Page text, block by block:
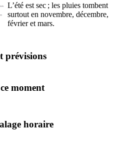
L’été est sec ; les pluies tombent
surtout en novembre, décembre,
février et mars.
prévisions
moment
horaire